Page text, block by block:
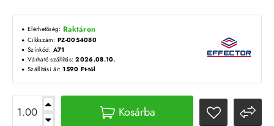
Elérhetőség: Raktáron
Cikkszám: PZ-0054080
Színkód: A71
Várható szállítás: 2026.08.10.
Szállítási ár: 1590 Ft-tól
Kosárba